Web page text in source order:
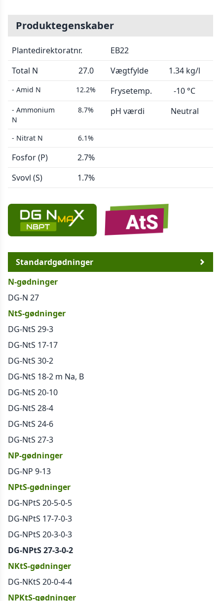
Produktegenskaber
Plantedirektoratnr.
EB22
Total N
27.0 Vægtfylde 1.34 kg/l
- Amid N 12.2% Frysetemp. -10 °C
- Ammonium
N
8.7% pH værdi Neutral
- Nitrat N 6.1%
Fosfor (P)
2.7%
Svovl (S)
1.7%
Standardgødninger
N-gødninger
DG-N 27
NtS-gødninger
DG-NtS 29-3
DG-NtS 17-17
DG-NtS 30-2
DG-NtS 18-2 m Na, B
DG-NtS 20-10
DG-NtS 28-4
DG-NtS 24-6
DG-NtS 27-3
NP-gødninger
DG-NP 9-13
NPtS-gødninger
DG-NPtS 20-5-0-5
DG-NPtS 17-7-0-3
DG-NPtS 20-3-0-3
DG-NPtS 27-3-0-2
NKtS-gødninger
DG-NKtS 20-0-4-4
NPKtS-gødninger